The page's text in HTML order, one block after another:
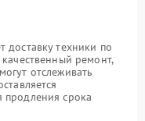
доставку техники по
ремонт,
отслеживать
продления срока